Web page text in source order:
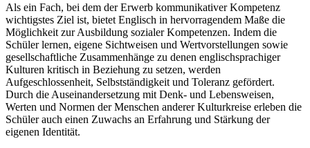
Als ein Fach, bei dem der Erwerb kommunikativer Kompetenz
wichtigstes Ziel ist, bietet Englisch in hervorragendem Maße die
Möglichkeit zur Ausbildung sozialer Kompetenzen. Indem die
Schüler lernen, eigene Sichtweisen und Wertvorstellungen sowie
gesellschaftliche Zusammenhänge zu denen englischsprachiger
Kulturen kritisch in Beziehung zu setzen, werden
Aufgeschlossenheit, Selbstständigkeit und Toleranz gefördert.
Durch die Auseinandersetzung mit Denk- und Lebensweisen,
Werten und Normen der Menschen anderer Kulturkreise erleben die
Schüler auch einen Zuwachs an Erfahrung und Stärkung der
eigenen Identität.